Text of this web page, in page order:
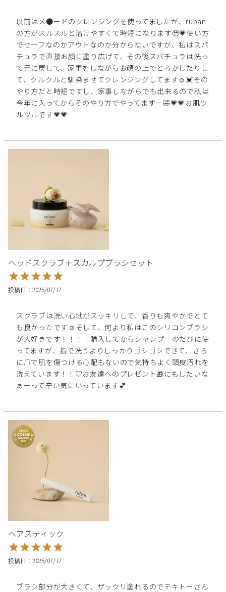
以前はメ●ードのクレンジングを使ってましたが、ruban
の方がスルスルと溶けやすくて時短になります🥹💗使い方
でセーフなのかアウトなのか分からないですが、私はスパ
チュラで直接お顔に塗り広げて、その後スパチュラは洗っ
て元に戻して、家事をしながらお顔の上でとろかしたりし
て、クルクルと馴染ませてクレンジングしてます☺️💓その
やり方だと時短ですし、家事しながらでも出来るので私は
今年に入ってからそのやり方でやってますー🤣💗💗お肌ツ
ルツルです💗💗
ヘッドスクラブ＋スカルプブラシセット
投稿日 2025/07/17
スクラブは洗い心地がスッキリして、香りも爽やかでとて
も良かったです☺️そして、何より私はこのシリコンブラシ
が大好きです！！！！購入してからシャンプーのたびに使
ってますが、指で洗うよりしっかりゴシゴシできて、さら
に爪で肌を傷つける心配もないので気持ちよく頭皮汚れを
洗えています！！♡お友達へのプレゼント🎁にもしたいな
ぁーって辛い気にいっています💕
ヘアスティック
投稿日 2025/07/17
ブラシ部分が大きくて、ザックリ塗れるのでテキトーさん